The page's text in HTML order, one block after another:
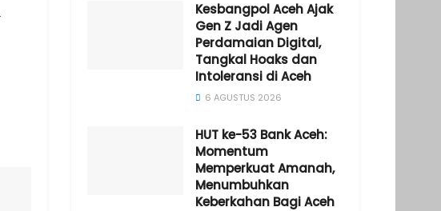
Kesbangpol Aceh Ajak
Gen Z Jadi Agen
Perdamaian Digital,
Tangkal Hoaks dan
Intoleransi di Aceh
6 AGUSTUS 2026
HUT ke-53 Bank Aceh:
Momentum
Memperkuat Amanah,
Menumbuhkan
Keberkahan Bagi Aceh